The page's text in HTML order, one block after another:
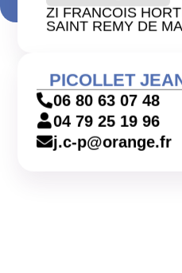
ZI FRANCOIS
SAINT REMY DE
PICOLLET
06 80 63 07 48
04 79 25 19 96
j.c-p@orange.fr